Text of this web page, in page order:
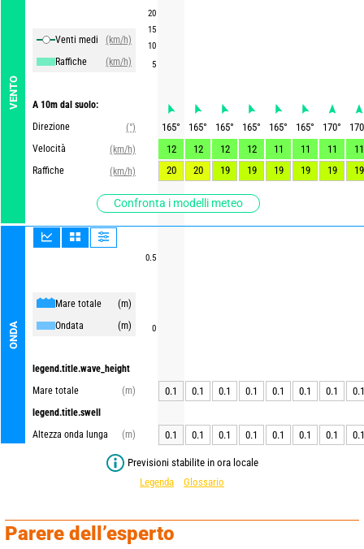
VENTO
Venti medi
(km/h)
Raffiche
(km/h)
A 10m dal suolo:
Direzione
(°)
Velocità
(km/h)
Raffiche
(km/h)
Confronta i modelli meteo
ONDA
Mare totale
(m)
Ondata
(m)
legend.title.wave_height
Mare totale
(m)
legend.title.swell
Altezza onda lunga
(m)
20
15
10
5
0.5
0
165° 165° 165° 165° 165° 165° 170°
170
12
12 12 12 11 11 11
11
20
20 19 19 19 19 19 19
0.1 0.1 0.1 0.1 0.1 0.1 0.1 0.1
0.1 0.1 0.1 0.1 0.1 0.1 0.1 0.1
Previsioni stabilite in ora locale
Legenda
Glossario
Parere dell’esperto